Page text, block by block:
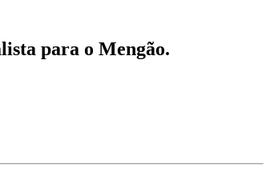
para o Mengão.